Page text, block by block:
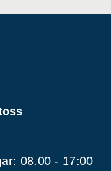
08.00 - 17:00